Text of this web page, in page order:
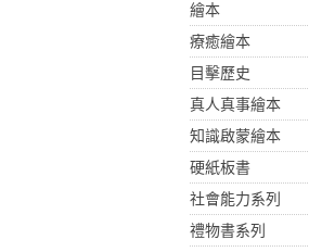
繪本
療癒繪本
目擊歷史
真人真事繪本
知識啟蒙繪本
硬紙板書
社會能力系列
禮物書系列